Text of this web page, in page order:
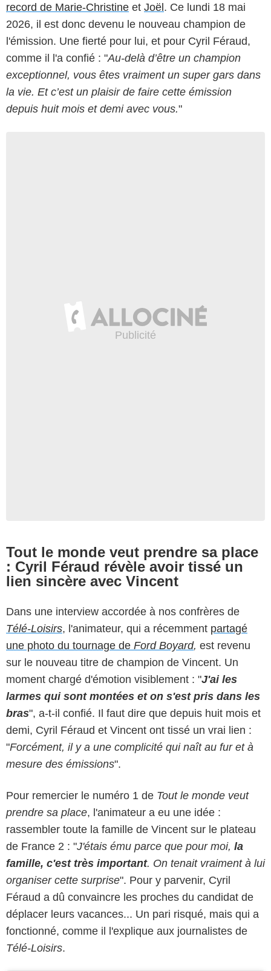
record de Marie-Christine et Joël. Ce lundi 18 mai
2026, il est donc devenu le nouveau champion de
l'émission. Une fierté pour lui, et pour Cyril Féraud,
comme il l'a confié : "Au-delà d’être un champion
exceptionnel, vous êtes vraiment un super gars dans
la vie. Et c’est un plaisir de faire cette émission
depuis huit mois et demi avec vous."
Tout le monde veut prendre sa place
: Cyril Féraud révèle avoir tissé un
lien sincère avec Vincent
Dans une interview accordée à nos confrères de
Télé-Loisirs, l'animateur, qui a récemment partagé
une photo du tournage de Ford Boyard, est revenu
sur le nouveau titre de champion de Vincent. Un
moment chargé d'émotion visiblement : "J'ai les
larmes qui sont montées et on s'est pris dans les
bras", a-t-il confié. Il faut dire que depuis huit mois et
demi, Cyril Féraud et Vincent ont tissé un vrai lien :
"Forcément, il y a une complicité qui naît au fur et à
mesure des émissions".
Pour remercier le numéro 1 de Tout le monde veut
prendre sa place, l'animateur a eu une idée :
rassembler toute la famille de Vincent sur le plateau
de France 2 : "J'étais ému parce que pour moi, la
famille, c'est très important. On tenait vraiment à lui
organiser cette surprise". Pour y parvenir, Cyril
Féraud a dû convaincre les proches du candidat de
déplacer leurs vacances... Un pari risqué, mais qui a
fonctionné, comme il l'explique aux journalistes de
Télé-Loisirs.